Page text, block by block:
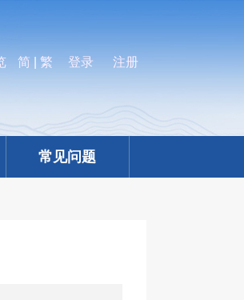
简 繁 登录 注册
常见问题